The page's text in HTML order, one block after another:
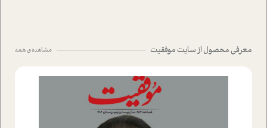
معرفی محصول از سایت موفقیت مشاهده ی همه